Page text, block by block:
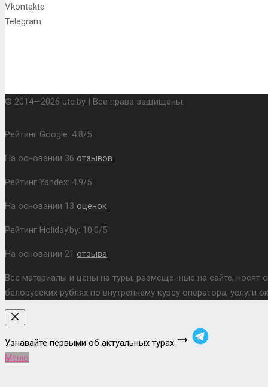
Vkontakte
Telegram
© 2014—2026 utc.by | Все права защищены.
Рейтинг Google: 4.8/5
На основании 36 отзывов
Рейтинг Yandex: 4.9/5
На основании 13 оценок
Рейтинг Holiday.by: 10,0/5
На основании 21 отзыва
Все материалы и цены на туры, размещенные на сайте, носят
белорусских рублях по внутреннему курсу оператора,
Узнавайте первыми об актуальных турах
Меню